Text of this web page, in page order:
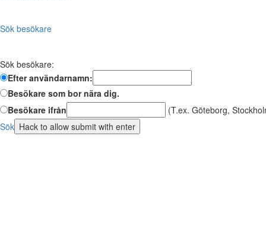
Sök besökare
Sök besökare:
Efter användarnamn:
Besökare som bor nära dig.
Besökare ifrån
(T.ex. Göteborg,
Sök